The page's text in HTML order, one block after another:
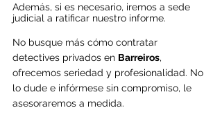
Además, si es necesario, iremos a sede
judicial a ratificar nuestro informe.
No busque más cómo contratar
detectives privados en Barreiros,
ofrecemos seriedad y profesionalidad. No
lo dude e infórmese sin compromiso, le
asesoraremos a medida.